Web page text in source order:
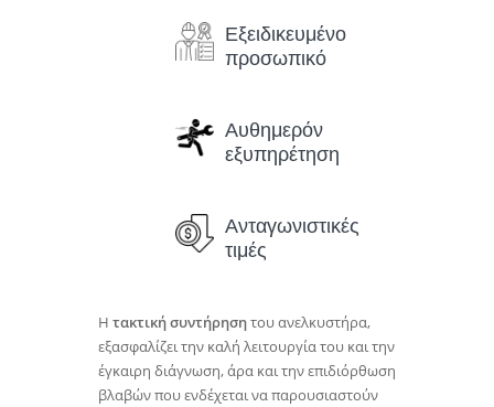
Εξειδικευμένο
προσωπικό
Αυθημερόν
εξυπηρέτηση
Ανταγωνιστικές
τιμές
Η τακτική συντήρησητου ανελκυστήρα,
εξασφαλίζει την καλή λειτουργία του και την
έγκαιρη διάγνωση, άρα και την επιδιόρθωση
βλαβών που ενδέχεται να παρουσιαστούν